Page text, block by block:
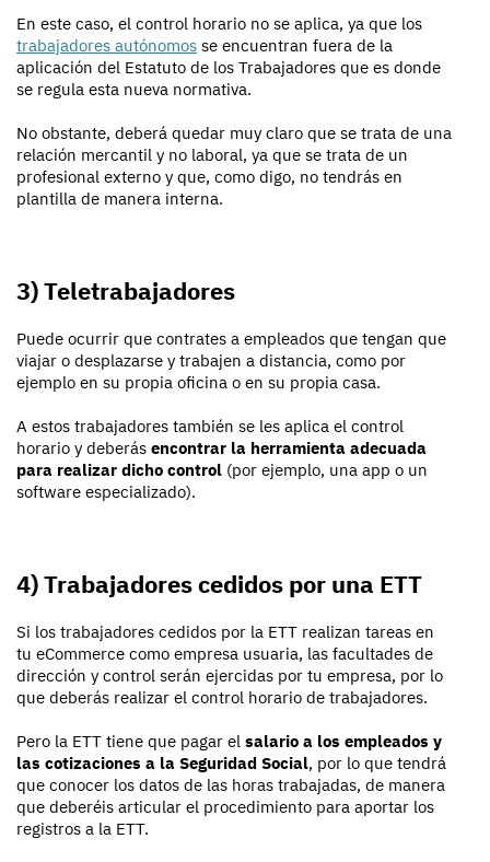
En este caso, el control horario no se aplica, ya que los
trabajadores autónomos se encuentran fuera de la
aplicación del Estatuto de los Trabajadores que es donde
se regula esta nueva normativa.
No obstante, deberá quedar muy claro que se trata de una
relación mercantil y no laboral, ya que se trata de un
profesional externo y que, como digo, no tendrás en
plantilla de manera interna.
3) Teletrabajadores
Puede ocurrir que contrates a empleados que tengan que
viajar o desplazarse y trabajen a distancia, como por
ejemplo en su propia oficina o en su propia casa.
A estos trabajadores también se les aplica el control
horario y deberás encontrar la herramienta adecuada
para realizar dicho control (por ejemplo, una app o un
software especializado).
4) Trabajadores cedidos por una ETT
Si los trabajadores cedidos por la ETT realizan tareas en
tu eCommerce como empresa usuaria, las facultades de
dirección y control serán ejercidas por tu empresa, por lo
que deberás realizar el control horario de trabajadores.
Pero la ETT tiene que pagar el salario a los empleados y
las cotizaciones a la Seguridad Social, por lo que tendrá
que conocer los datos de las horas trabajadas, de manera
que deberéis articular el procedimiento para aportar los
registros a la ETT.